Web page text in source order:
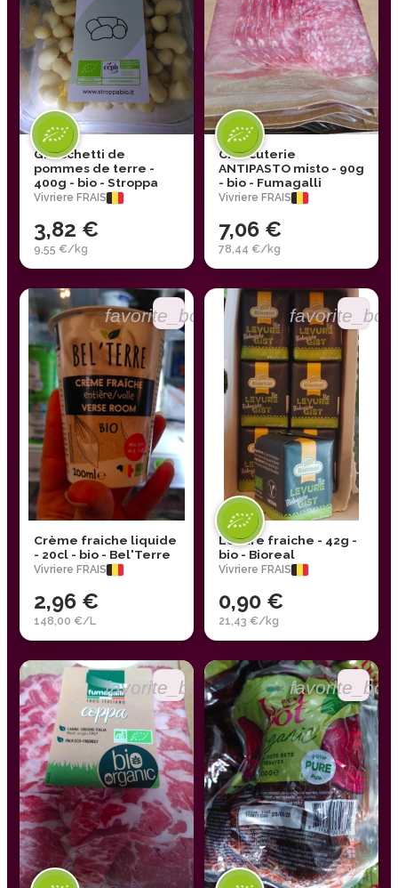
Gnocchetti de
pommes de terre -
400g - bio - Stroppa
Vivriere FRAIS
3,82 €
9,55 €/kg
Charcuterie
ANTIPASTO misto - 90g
- bio - Fumagalli
Vivriere FRAIS
7,06 €
78,44 €/kg
favorite_border
Crème fraiche liquide
- 20cl - bio - Bel'Terre
Vivriere FRAIS
2,96 €
148,00 €/L
Levure fraiche - 42g -
bio - Bioreal
Vivriere FRAIS
0,90 €
21,43 €/kg
favorite_border